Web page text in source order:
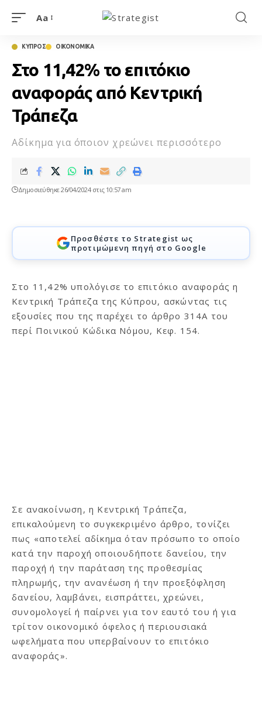
Aa
ΚΥΠΡΟΣ ΟΙΚΟΝΟΜΙΚΑ
Στο 11,42% το επιτόκιο
αναφοράς από Κεντρική
Τράπεζα
Αδίκημα για όποιον χρεώνει περισσότερο
Δημοσιεύθηκε 26/04/2024 στις 10:57 am
Προσθέστε το Strategist ως
προτιμώμενη πηγή στο Google
Στο 11,42% υπολόγισε το επιτόκιο αναφοράς η
Κεντρική Τράπεζα της Κύπρου, ασκώντας τις
εξουσίες που της παρέχει το άρθρο 314Α του
περί Ποινικού Κώδικα Νόμου, Κεφ. 154.
Σε ανακοίνωση, η Κεντρική Τράπεζα,
επικαλούμενη το συγκεκριμένο άρθρο, τονίζει
πως «αποτελεί αδίκημα όταν πρόσωπο το οποίο
κατά την παροχή οποιουδήποτε δανείου, την
παροχή ή την παράταση της προθεσμίας
πληρωμής, την ανανέωση ή την προεξόφληση
δανείου, λαμβάνει, εισπράττει, χρεώνει,
συνομολογεί ή παίρνει για τον εαυτό του ή για
τρίτον οικονομικό όφελος ή περιουσιακά
ωφελήματα που υπερβαίνουν το επιτόκιο
αναφοράς».